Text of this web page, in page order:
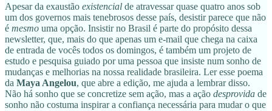
Apesar da exaustão existencial de atravessar quase quatro anos sob
um dos governos mais tenebrosos desse país, desistir parece que não
é mesmo uma opção. Insistir no Brasil é parte do propósito dessa
newsletter, que, mais do que apenas um e-mail que chega na caixa
de entrada de vocês todos os domingos, é também um projeto de
estudo e pesquisa guiado por uma pessoa que insiste num sonho de
mudanças e melhorias na nossa realidade brasileira. Ler esse poema
da Maya Angelou, que abre a edição, me ajuda a lembrar disso.
Não há sonho que se concretize sem ação, mas a ação desprovida de
sonho não costuma inspirar a confiança necessária para mudar o que